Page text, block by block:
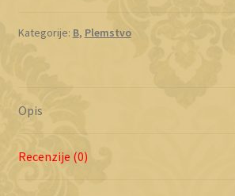
Kategorije: B, Plemstvo
Opis
Recenzije (0)